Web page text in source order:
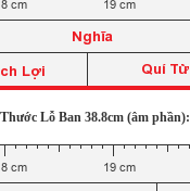
Thước Lỗ Ban 38.8cm (âm phần):